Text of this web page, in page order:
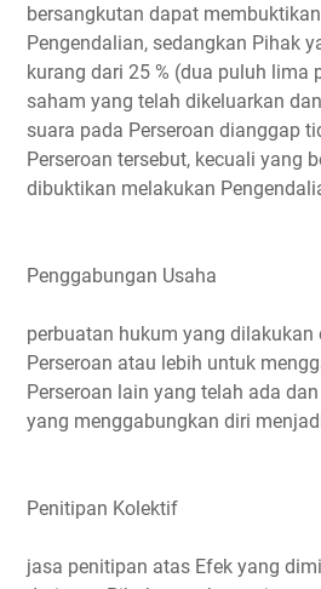
bersangkutan dapat
Pengendalian, sedangkan Pihak
kurang dari 25 % (dua puluh lima
saham yang telah dikeluarkan
suara pada Perseroan dianggap
Perseroan tersebut, kecuali yang
dibuktikan melakukan
Penggabungan Usaha
perbuatan hukum yang dilakukan
Perseroan atau lebih untuk
Perseroan lain yang telah ada
yang menggabungkan diri
Penitipan Kolektif
jasa penitipan atas Efek yang